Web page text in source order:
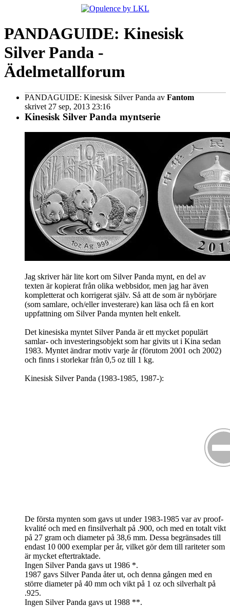
PANDAGUIDE: Kinesisk
Silver Panda -
Ädelmetallforum
PANDAGUIDE: Kinesisk Silver Panda av Fantom
skrivet 27 sep, 2013 23:16
Kinesisk Silver Panda myntserie
Jag skriver här lite kort om Silver Panda mynt, en del av
texten är kopierat från olika webbsidor, men jag har även
kompletterat och korrigerat själv. Så att de som är nybörjare
(som samlare, och/eller investerare) kan läsa och få en kort
uppfattning om Silver Panda mynten helt enkelt.
Det kinesiska myntet Silver Panda är ett mycket populärt
samlar- och investeringsobjekt som har givits ut i Kina sedan
1983. Myntet ändrar motiv varje år (förutom 2001 och 2002)
och finns i storlekar från 0,5 oz till 1 kg.
Kinesisk Silver Panda (1983-1985, 1987-):
De första mynten som gavs ut under 1983-1985 var av proof-
kvalité och med en finsilverhalt på .900, och med en totalt vikt
på 27 gram och diameter på 38,6 mm. Dessa begränsades till
endast 10 000 exemplar per år, vilket gör dem till rariteter som
är mycket eftertraktade.
Ingen Silver Panda gavs ut 1986 *.
1987 gavs Silver Panda åter ut, och denna gången med en
större diameter på 40 mm och vikt på 1 oz och silverhalt på
.925.
Ingen Silver Panda gavs ut 1988 **.